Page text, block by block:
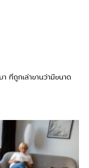
ที่ถูกเล่าขานว่ามีขนาด